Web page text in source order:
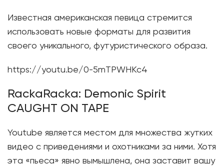
Известная американская певица стремится
использовать новые форматы для развития
своего уникального, футуристического образа.
https://youtu.be/0-5mTPWHKc4
RackaRacka: Demonic Spirit
CAUGHT ON TAPE
Youtube является местом для множества жутких
видео с приведениями и охотниками за ними. Хотя
эта «пьеса» явно вымышлена, она заставит вашу